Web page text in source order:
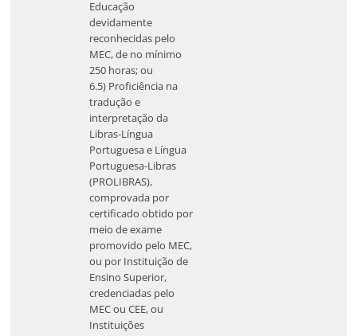
Educação
devidamente
reconhecidas pelo
MEC, de no mínimo
250 horas; ou
6.5) Proficiência na
tradução e
interpretação da
Libras-Língua
Portuguesa e Língua
Portuguesa-Libras
(PROLIBRAS),
comprovada por
certificado obtido por
meio de exame
promovido pelo MEC,
ou por Instituição de
Ensino Superior,
credenciadas pelo
MEC ou CEE, ou
Instituições